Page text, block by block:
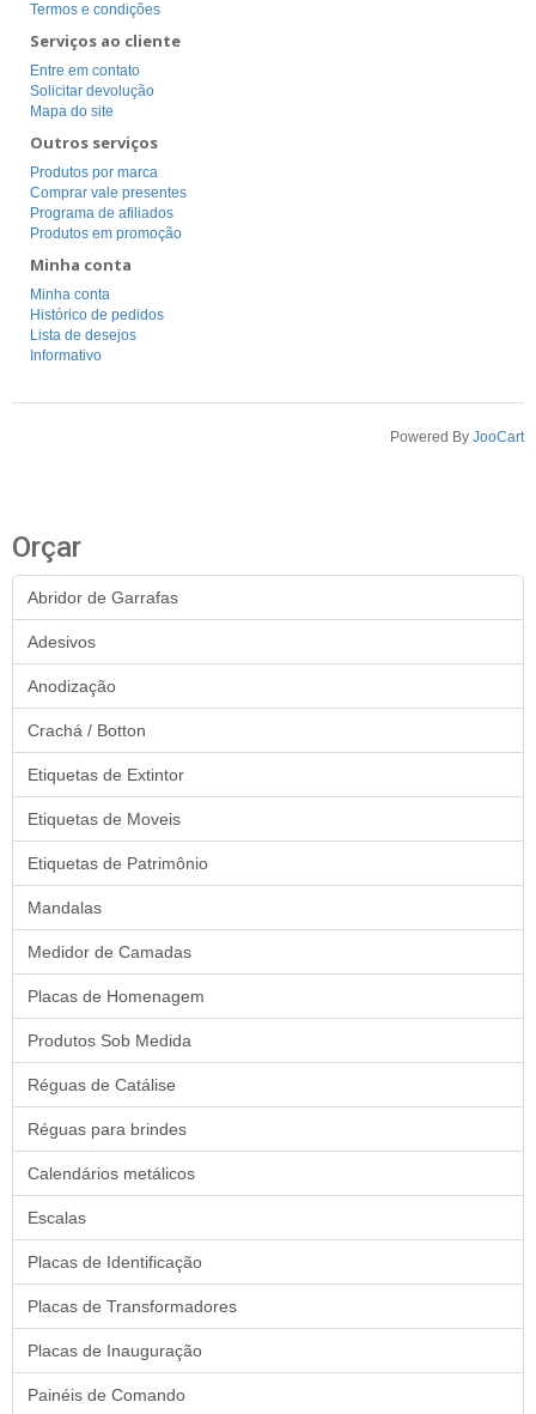
Termos e condições
Serviços ao cliente
Entre em contato
Solicitar devolução
Mapa do site
Outros serviços
Produtos por marca
Comprar vale presentes
Programa de afiliados
Produtos em promoção
Minha conta
Minha conta
Histórico de pedidos
Lista de desejos
Informativo
Powered By JooCart
Orçar
Abridor de Garrafas
Adesivos
Anodização
Crachá / Botton
Etiquetas de Extintor
Etiquetas de Moveis
Etiquetas de Patrimônio
Mandalas
Medidor de Camadas
Placas de Homenagem
Produtos Sob Medida
Réguas de Catálise
Réguas para brindes
Calendários metálicos
Escalas
Placas de Identificação
Placas de Transformadores
Placas de Inauguração
Painéis de Comando